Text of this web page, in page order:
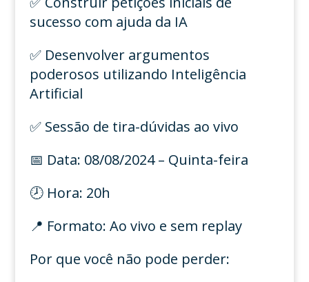
sucesso com ajuda da IA
✅ Desenvolver argumentos
poderosos utilizando Inteligência
Artificial
✅ Sessão de tira-dúvidas ao vivo
📅 Data: 08/08/2024 – Quinta-feira
🕗 Hora: 20h
📍 Formato: Ao vivo e sem replay
Por que você não pode perder: